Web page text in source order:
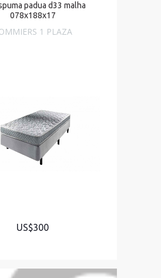
padua d33 malha
078x188x17
1 PLAZA
US$300